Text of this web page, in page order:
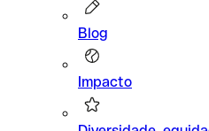
Blog
Impacto